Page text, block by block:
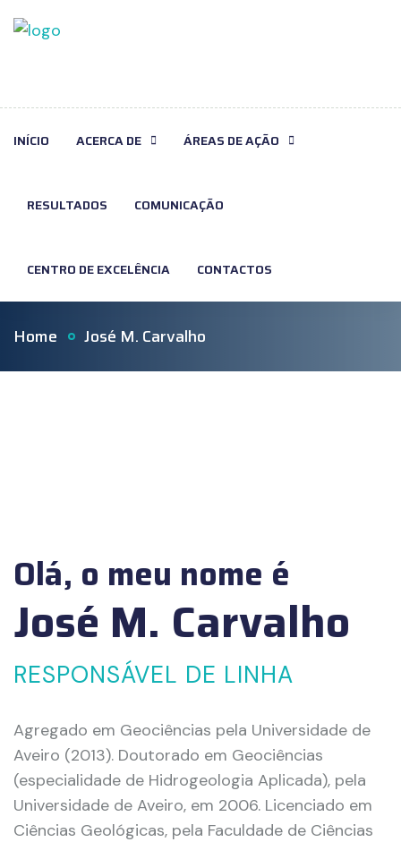
INÍCIO ACERCA DE ÁREAS DE AÇÃO
RESULTADOS COMUNICAÇÃO
CENTRO DE EXCELÊNCIA CONTACTOS
Home José M. Carvalho
Olá, o meu nome é
José M. Carvalho
RESPONSÁVEL DE LINHA
Agregado em Geociências pela Universidade de
Aveiro (2013). Doutorado em Geociências
(especialidade de Hidrogeologia Aplicada), pela
Universidade de Aveiro, em 2006. Licenciado em
Ciências Geológicas, pela Faculdade de Ciências